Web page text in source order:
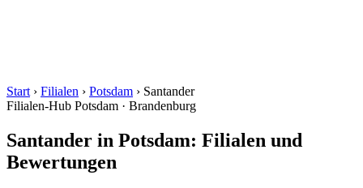
Start › Filialen › Potsdam › Santander
Filialen-Hub Potsdam · Brandenburg
Santander in Potsdam: Filialen und
Bewertungen